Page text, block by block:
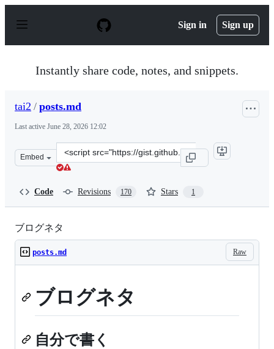
p
Sign in Sign up
Instantly share code, notes, and snippets.
tai2 / posts.md
Last active June 28, 2026 12:02
Embed
Clone
this
Code Revisions 170 Stars 1
ブログネタ
Raw
posts.md
ブログネタ
自分で書く